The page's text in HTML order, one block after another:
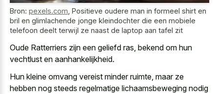
Bron: pexels.com Positieve oudere man in formeel shirt en
bril en glimlachende jonge kleindochter die een mobiele
telefoon deelt terwijl ze naast de laptop aan tafel zit
Oude Ratterriers zijn een geliefd ras, bekend om hun
vechtlust en aanhankelijkheid.
Hun kleine omvang vereist minder ruimte, maar ze
hebben nog steeds regelmatige lichaamsbeweging nodig